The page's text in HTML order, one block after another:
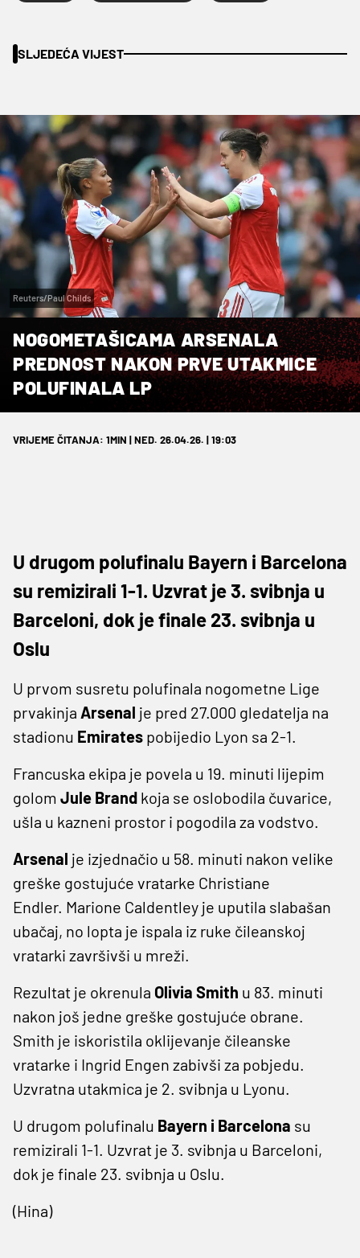
SLJEDEĆA VIJEST
Reuters/Paul Childs
NOGOMETAŠICAMA ARSENALA
PREDNOST NAKON PRVE UTAKMICE
POLUFINALA LP
VRIJEME ČITANJA: 1MIN | NED. 26.04.26. | 19:03
U drugom polufinalu Bayern i Barcelona
su remizirali 1-1. Uzvrat je 3. svibnja u
Barceloni, dok je finale 23. svibnja u
Oslu
U prvom susretu polufinala nogometne Lige
prvakinja Arsenal je pred 27.000 gledatelja na
stadionu Emirates pobijedio Lyon sa 2-1.
Francuska ekipa je povela u 19. minuti lijepim
golom Jule Brand koja se oslobodila čuvarice,
ušla u kazneni prostor i pogodila za vodstvo.
Arsenal je izjednačio u 58. minuti nakon velike
greške gostujuće vratarke Christiane
Endler. Marione Caldentley je uputila slabašan
ubačaj, no lopta je ispala iz ruke čileanskoj
vratarki završivši u mreži.
Rezultat je okrenula Olivia Smith u 83. minuti
nakon još jedne greške gostujuće obrane.
Smith je iskoristila oklijevanje čileanske
vratarke i Ingrid Engen zabivši za pobjedu.
Uzvratna utakmica je 2. svibnja u Lyonu.
U drugom polufinalu Bayern i Barcelona su
remizirali 1-1. Uzvrat je 3. svibnja u Barceloni,
dok je finale 23. svibnja u Oslu.
(Hina)